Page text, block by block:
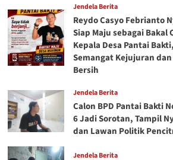
Jendela Berita
Reydo Casyo Febrianto
Siap Maju sebagai Bakal
Kepala Desa Pantai
Semangat Kejujuran
Bersih
Jendela Berita
Calon BPD Pantai Bakti
6 Jadi Sorotan, Tampil
dan Lawan Politik
Jendela Berita